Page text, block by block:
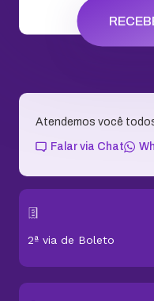
Atendemos você
Falar via Chat
2ª via de Boleto